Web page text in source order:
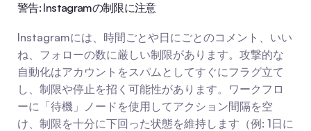
警告: Instagramの制限に注意
Instagramには、時間ごとや日にごとのコメント、いい
ね、フォローの数に厳しい制限があります。攻撃的な
自動化はアカウントをスパムとしてすぐにフラグ立て
し、制限や停止を招く可能性があります。ワークフロ
ーに「待機」ノードを使用してアクション間隔を空
け、制限を十分に下回った状態を維持します（例: 1日に